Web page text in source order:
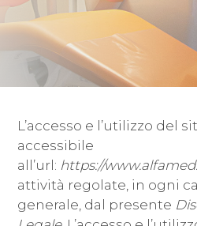
L’accesso e l’utilizzo del
accessibile
all’url: https://
attività regolate, in ogni
generale, dal presente